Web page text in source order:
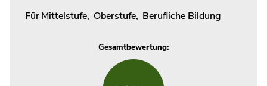
Für Mittelstufe, Oberstufe, Berufliche Bildung
Gesamtbewertung: